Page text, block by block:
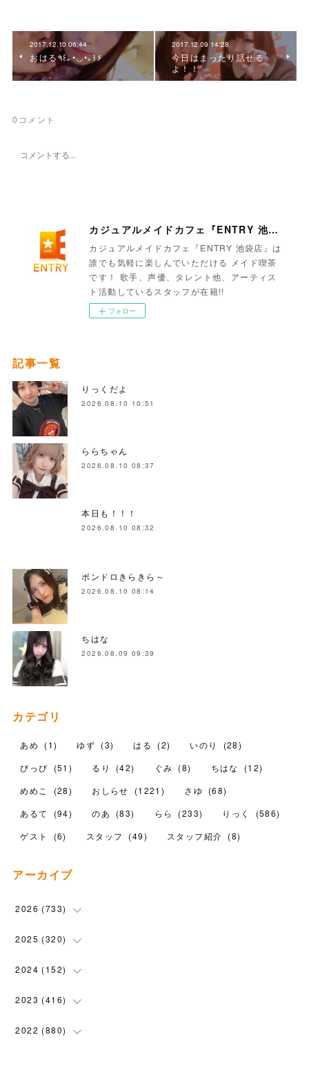
2017.12.10 06:44
おはる٩꒰｡•◡•｡꒱۶
2017.12.09 14:28
今日はまったり話せる
よ！！
0 コメント
カジュアルメイドカフェ『ENTRY 池袋店』
カジュアルメイドカフェ『ENTRY 池袋店』は
誰でも気軽に楽しんでいただける メイド喫茶
です！ 歌手、声優、タレント他、アーティス
ト活動しているスタッフが在籍!!
フォロー
記事一覧
りっくだよ
2026.08.10 10:51
ららちゃん
2026.08.10 08:37
本日も！！！
2026.08.10 08:32
ボンドロきらきら～
2026.08.10 08:14
ちはな
2026.08.09 09:39
カテゴリ
あめ (1) ゆず (3) はる (2) いのり (28)
ぴっぴ (51 ) るり (42) ぐみ (8) ちはな (12)
めめこ
(28) おしらせ (1221 ) さゆ (68)
あるて
(94) のあ (83) らら (233) りっく (586)
ゲスト
(6) スタッフ (49) スタッフ紹介 (8)
アーカイブ
2026 (733)
(24)
(104
( 110
( 119
2025 (320)
(90)
( 100
(72)
2024 (152)
(5 )
(5)
2023 (416)
(28)
2022 (880)